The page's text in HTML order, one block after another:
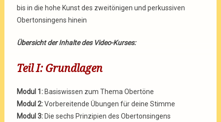
bis in die hohe Kunst des zweitönigen und perkussiven
Obertonsingens hinein
Übersicht der Inhalte des Video-Kurses:
Teil I: Grundlagen
Modul 1: Basiswissen zum Thema Obertöne
Modul 2:Vorbereitende Übungen für deine Stimme
Modul 3: Die sechs Prinzipien des Obertonsingens